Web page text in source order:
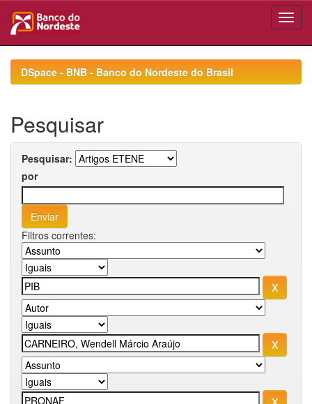
navigationDSpace - BNB - Banco do Nordeste do Brasil
Pesquisar
Pesquisar:
por
Filtros correntes: